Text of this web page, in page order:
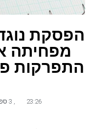
הפסקת
מפחיתה
התפרקות
23:26